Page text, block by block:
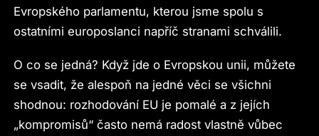
Evropského parlamentu, kterou jsme spolu s
ostatními europoslanci napříč stranami schválili.
O co se jedná? Když jde o Evropskou unii, můžete
se vsadit, že alespoň na jedné věci se všichni
shodnou: rozhodování EU je pomalé a z jejích
„kompromisů“ často nemá radost vlastně vůbec